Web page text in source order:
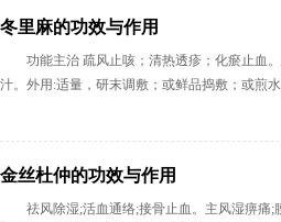
冬里麻的功效与作用
功能主治 疏风止咳；清热透疹；化瘀止血
汁。外用:适量，研末调敷；或鲜品捣敷；或煎
金丝杜仲的功效与作用
祛风除湿;活血通络;接骨止血。主风湿痹痛